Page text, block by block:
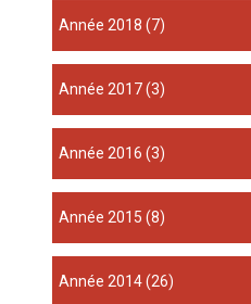
année 2018 (7)
année 2017(3)
année 2016 (3)
année 2015 (8)
année 2014(26)